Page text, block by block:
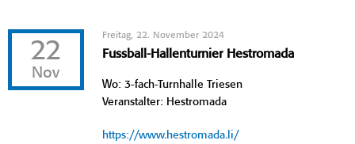
22
Nov
Freitag, 22. November 2024
Fussball-Hallenturnier Hestromada
Wo: 3-fach-Turnhalle Triesen
Veranstalter: Hestromada
https://www.hestromada.li/